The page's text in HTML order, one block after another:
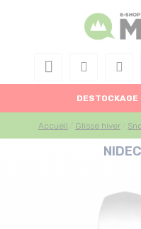
DESTOCKAGE
Accueil Glisse hiver